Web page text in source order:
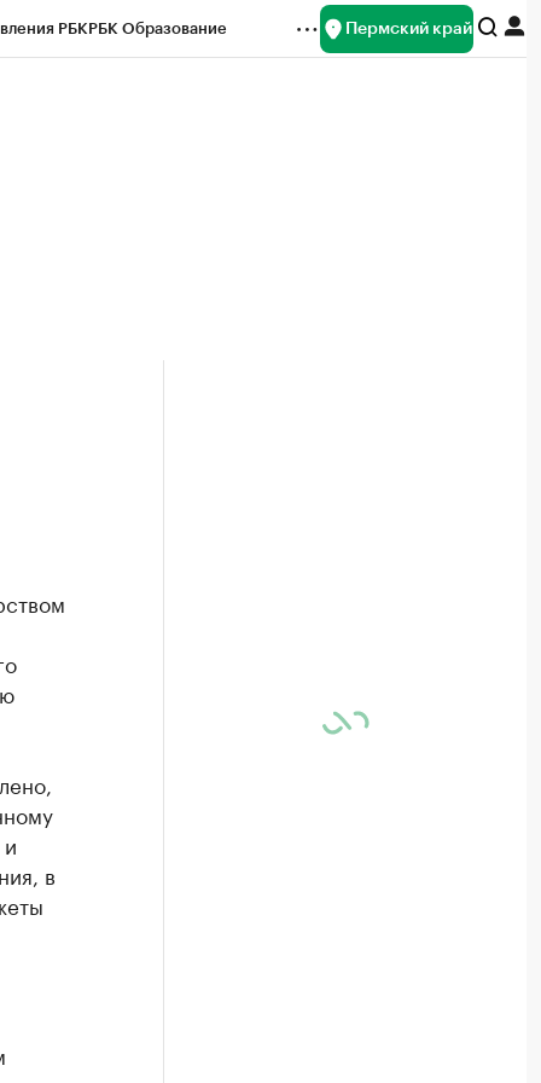
РБКРБК Образование Пермский край
в